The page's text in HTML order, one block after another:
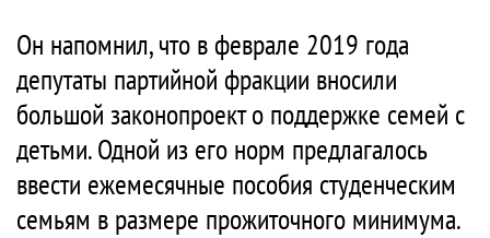
Он напомнил, что в феврале 2019 года
депутаты партийной фракции вносили
большой законопроект о поддержке семей с
детьми. Одной из его норм предлагалось
ввести ежемесячные пособия студенческим
семьям в размере прожиточного минимума.